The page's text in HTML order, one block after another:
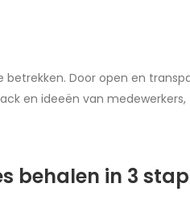
Door open en
en ideeën van
behalen in 3